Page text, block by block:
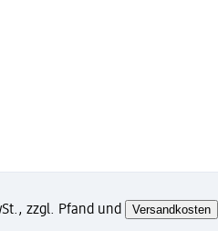
zzgl. Pfand und Versandkosten